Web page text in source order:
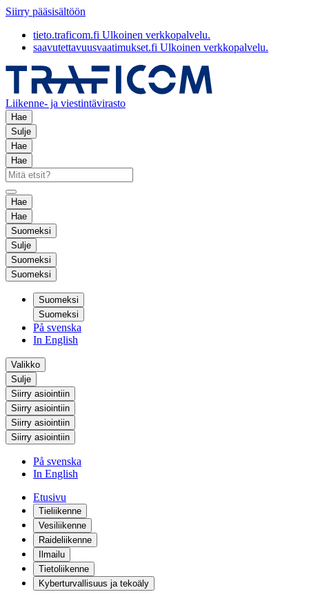
Siirry pääsisältöön
tieto.traficom.fi Ulkoinen verkkopalvelu.
saavutettavuusvaatimukset.fi Ulkoinen verkkopalvelu.
Liikenne- ja viestintävirasto
Hae
Sulje
Hae
Hae
Hae
Hae
Suomeksi
Sulje
Suomeksi
Suomeksi
Suomeksi
Suomeksi
På svenska
In English
Valikko
Sulje
Siirry asiointiin
Siirry asiointiin
Siirry asiointiin
Siirry asiointiin
På svenska
In English
Etusivu
Tieliikenne
Vesiliikenne
Raideliikenne
Ilmailu
Tietoliikenne
Kyberturvallisuus ja tekoäly